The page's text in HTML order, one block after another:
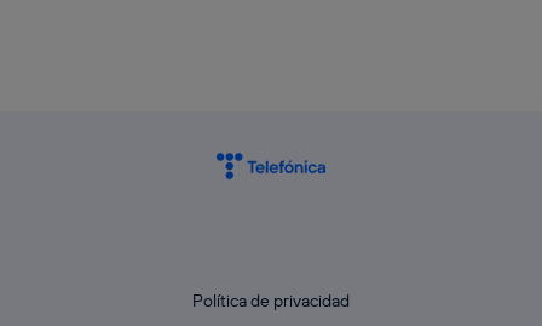
Política de privacidad